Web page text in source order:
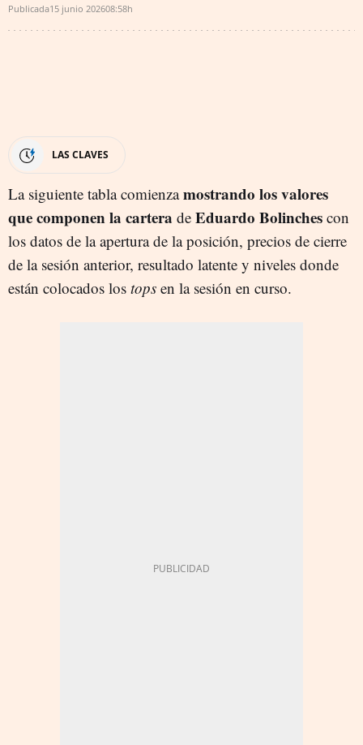
Publicada15 junio 202608:58h
LAS CLAVES
La siguiente tabla comienzamostrando los valores
que componen la cartera de Eduardo Bolinches con
los datos de la apertura de la posición, precios de cierre
de la sesión anterior, resultado latente y niveles donde
están colocados los tops en la sesión en curso.